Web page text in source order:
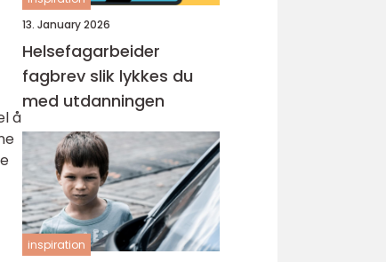
å
13. January 2026
Helsefagarbeider
fagbrev slik lykkes du
med utdanningen
inspiration